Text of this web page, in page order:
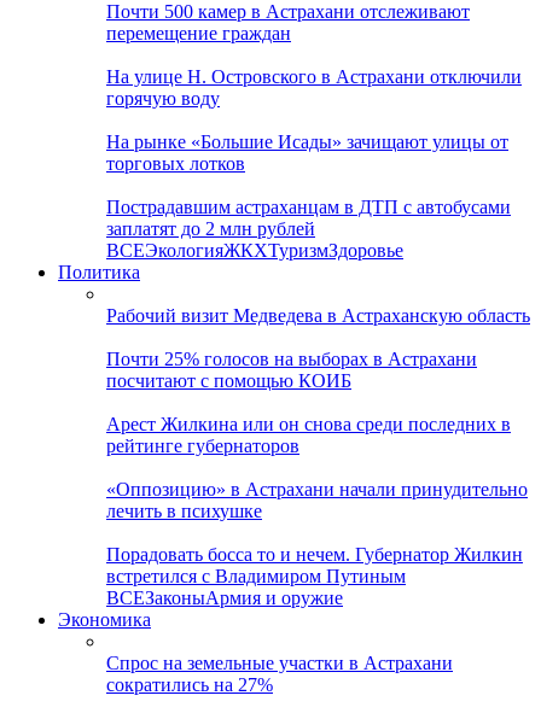
Почти 500 камер в Астрахани отслеживают
перемещение граждан
На улице Н. Островского в Астрахани отключили
горячую воду
На рынке «Большие Исады» зачищают улицы от
торговых лотков
Пострадавшим астраханцам в ДТП с автобусами
заплатят до 2 млн рублей
ВСЕЭкологияЖКХТуризмЗдоровье
Политика
Рабочий визит Медведева в Астраханскую область
Почти 25% голосов на выборах в Астрахани
посчитают с помощью КОИБ
Арест Жилкина или он снова среди последних в
рейтинге губернаторов
«Оппозицию» в Астрахани начали принудительно
лечить в психушке
Порадовать босса то и нечем. Губернатор Жилкин
встретился с Владимиром Путиным
ВСЕЗаконыАрмия и оружие
Экономика
Спрос на земельные участки в Астрахани
сократились на 27%